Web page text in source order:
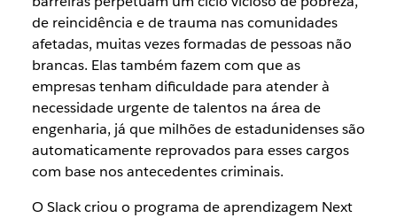
de reincidência e de trauma nas comunidades
afetadas, muitas vezes formadas de pessoas não
brancas. Elas também fazem com que as
empresas tenham dificuldade para atender à
necessidade urgente de talentos na área de
engenharia, já que milhões de estadunidenses são
automaticamente reprovados para esses cargos
com base nos antecedentes criminais.
O Slack criou o programa de aprendizagem Next